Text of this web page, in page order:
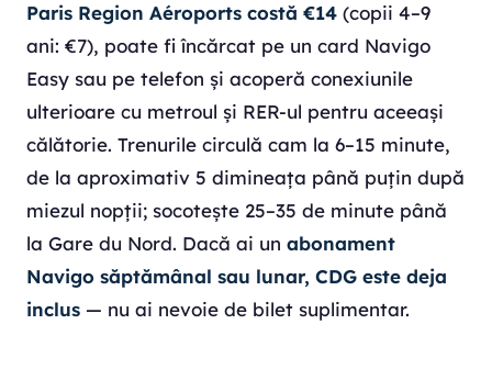
Paris Region Aéroports costă €14 (copii 4–9
ani: €7), poate fi încărcat pe un card Navigo
Easy sau pe telefon și acoperă conexiunile
ulterioare cu metroul și RER-ul pentru aceeași
călătorie. Trenurile circulă cam la 6–15 minute,
de la aproximativ 5 dimineața până puțin după
miezul nopții; socotește 25–35 de minute până
la Gare du Nord. Dacă ai un abonament
Navigo săptămânal sau lunar, CDG este deja
inclus — nu ai nevoie de bilet suplimentar.